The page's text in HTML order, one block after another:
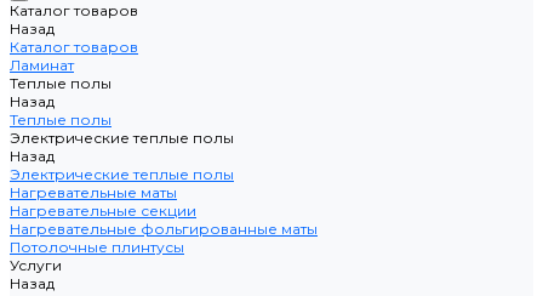
Каталог товаров
Назад
Каталог товаров
Ламинат
Теплые полы
Назад
Теплые полы
Электрические теплые полы
Назад
Электрические теплые полы
Нагревательные маты
Нагревательные секции
Нагревательные фольгированные маты
Потолочные плинтусы
Услуги
Назад